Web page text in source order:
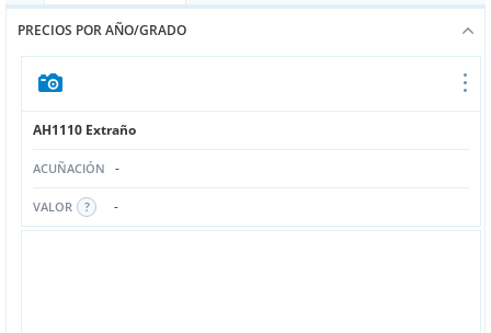
PRECIOS POR AÑO/GRADO
AH1110 Extraño
ACUÑACIÓN -
VALOR -